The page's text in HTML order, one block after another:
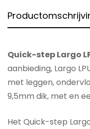
Quick-step Largo
aanbieding, Largo
met leggen,
9,5mm dik, met en
Het Quick-step